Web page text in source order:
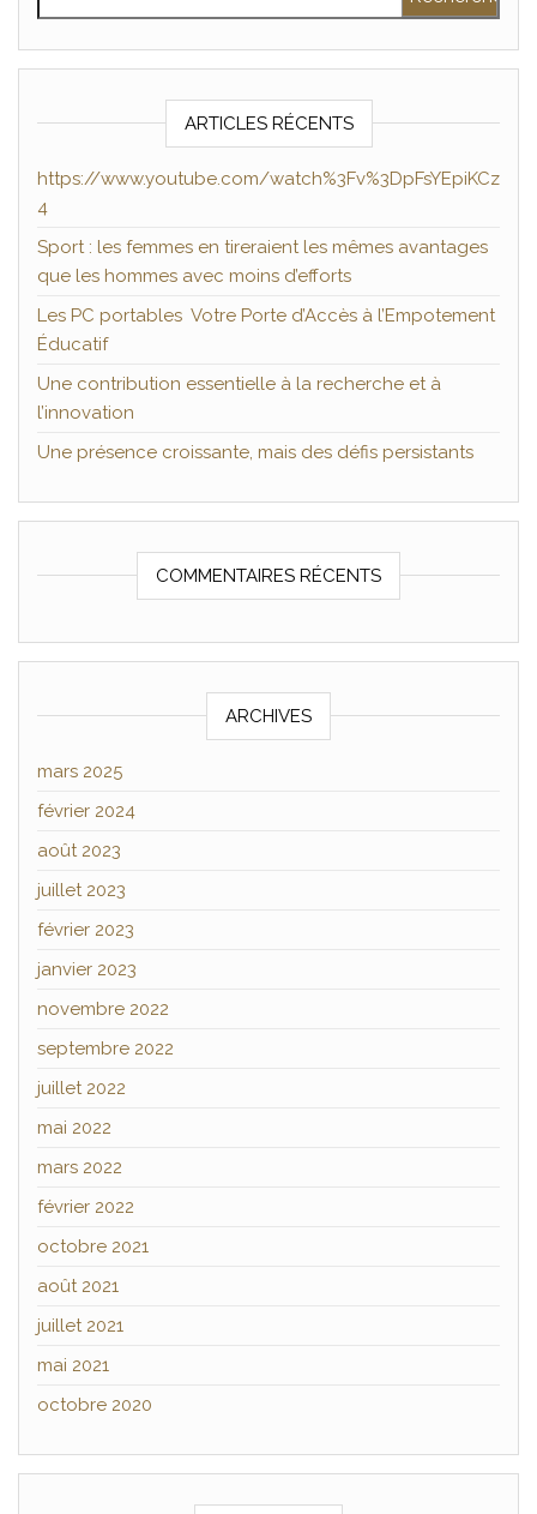
ARTICLES RÉCENTS
https://www.youtube.com/watch%3Fv%3DpFsYEpiKCz
4
Sport : les femmes en tireraient les mêmes avantages
que les hommes avec moins d’efforts
Les PC portables Votre Porte d’Accès à l’Empotement
Éducatif
Une contribution essentielle à la recherche et à
l’innovation
Une présence croissante, mais des défis persistants
COMMENTAIRES RÉCENTS
ARCHIVES
mars 2025
février 2024
août 2023
juillet 2023
février 2023
janvier 2023
novembre 2022
septembre 2022
juillet 2022
mai 2022
mars 2022
février 2022
octobre 2021
août 2021
juillet 2021
mai 2021
octobre 2020